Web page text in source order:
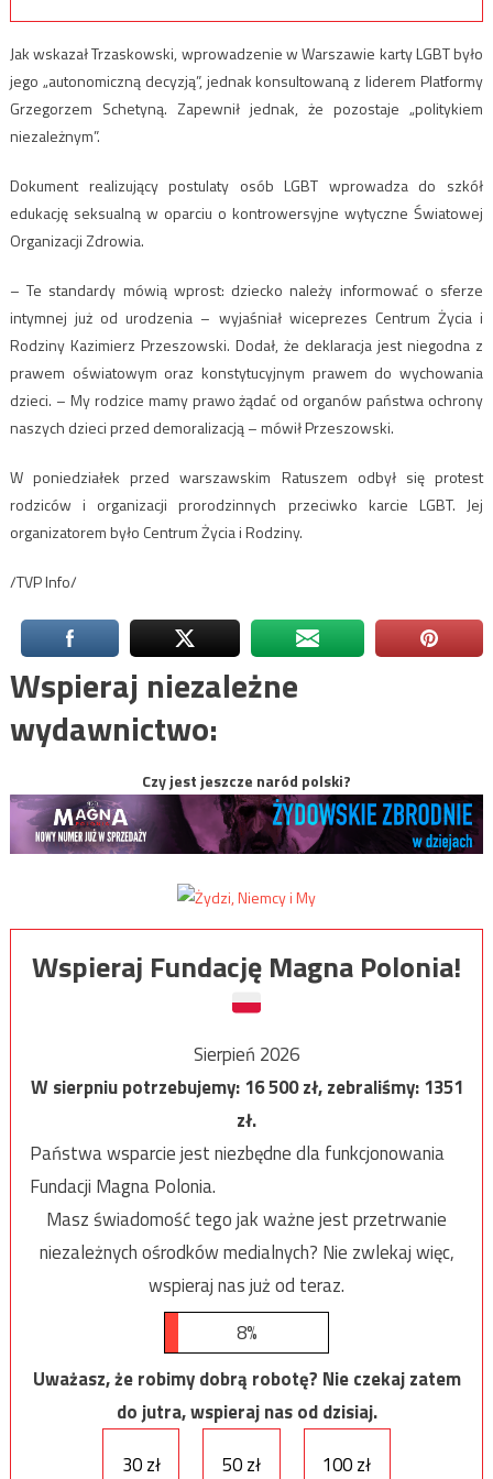
Jak wskazał Trzaskowski, wprowadzenie w Warszawie karty LGBT było
jego „autonomiczną decyzją”, jednak konsultowaną z liderem Platformy
Grzegorzem Schetyną. Zapewnił jednak, że pozostaje „politykiem
niezależnym”.
Dokument realizujący postulaty osób LGBT wprowadza do szkół
edukację seksualną w oparciu o kontrowersyjne wytyczne Światowej
Organizacji Zdrowia.
– Te standardy mówią wprost: dziecko należy informować o sferze
intymnej już od urodzenia – wyjaśniał wiceprezes Centrum Życia i
Rodziny Kazimierz Przeszowski. Dodał, że deklaracja jest niegodna z
prawem oświatowym oraz konstytucyjnym prawem do wychowania
dzieci. – My rodzice mamy prawo żądać od organów państwa ochrony
naszych dzieci przed demoralizacją – mówił Przeszowski.
W poniedziałek przed warszawskim Ratuszem odbył się protest
rodziców i organizacji prorodzinnych przeciwko karcie LGBT. Jej
organizatorem było Centrum Życia i Rodziny.
/TVP Info/
Wspieraj niezależne
wydawnictwo:
Czy jest jeszcze naród polski?
Wspieraj Fundację Magna Polonia!
Sierpień 2026
W sierpniu potrzebujemy:16 500zł, zebraliśmy:1351
zł.
Państwa wsparcie jest niezbędne dla funkcjonowania
Fundacji Magna Polonia.
Masz świadomość tego jak ważne jest przetrwanie
niezależnych ośrodków medialnych? Nie zwlekaj więc,
wspieraj nas już od teraz.
8%
Uważasz, że robimy dobrą robotę? Nie czekaj zatem
do jutra, wspieraj nas od dzisiaj.
30 zł
50 zł 100 zł